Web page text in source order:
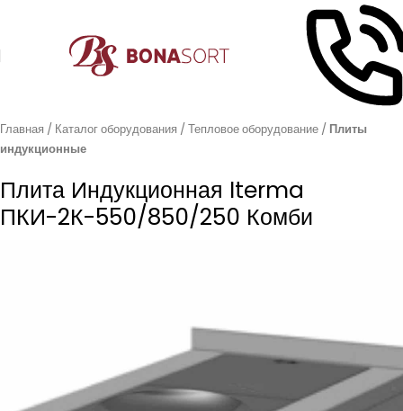
Главная Каталог оборудования Тепловое оборудование
Плиты
индукционные
Плита Индукционная Iterma
ПКИ-2К-550/850/250 Комби